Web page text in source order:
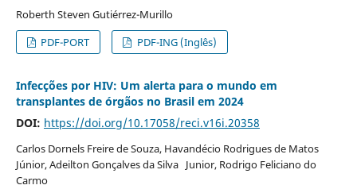
Roberth Steven Gutiérrez-Murillo
PDF-PORT
PDF-ING (Inglês)
Infecções por HIV: Um alerta para o mundo em
transplantes de órgãos no Brasil em 2024
DOI: https://doi.org/10.17058/reci.v16i.20358
Carlos Dornels Freire de Souza, Havandécio Rodrigues de Matos
Júnior, Adeilton Gonçalves da Silva Junior, Rodrigo Feliciano do
Carmo